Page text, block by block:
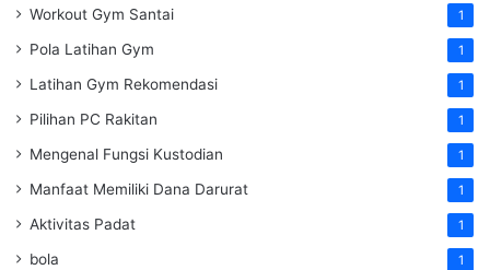
Workout Gym Santai 1
Pola Latihan Gym 1
Latihan Gym Rekomendasi 1
Pilihan PC Rakitan 1
Mengenal Fungsi Kustodian 1
Manfaat Memiliki Dana Darurat 1
Aktivitas Padat 1
bola 1